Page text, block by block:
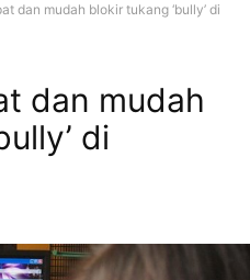
dan mudah blokir tukang ‘bully’ di
dan mudah
di